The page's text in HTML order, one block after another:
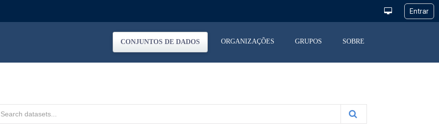
CONJUNTOS DE DADOS ORGANIZAÇÕES GRUPOS SOBRE